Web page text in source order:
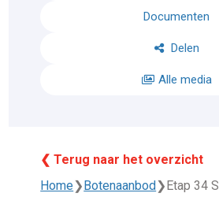
Documenten
Delen
Alle media
❮ Terug naar het overzicht
Home❯ Botenaanbod ❯ Etap 34 S